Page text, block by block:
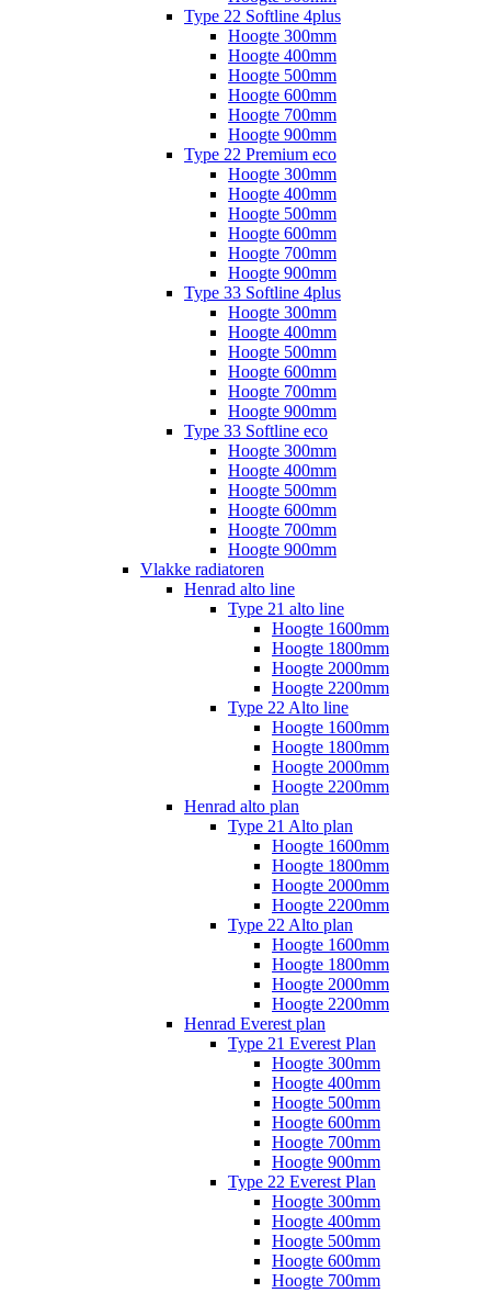
Type 22 Softline 4plus
Hoogte 300mm
Hoogte 400mm
Hoogte 500mm
Hoogte 600mm
Hoogte 700mm
Hoogte 900mm
Type 22 Premium eco
Hoogte 300mm
Hoogte 400mm
Hoogte 500mm
Hoogte 600mm
Hoogte 700mm
Hoogte 900mm
Type 33 Softline 4plus
Hoogte 300mm
Hoogte 400mm
Hoogte 500mm
Hoogte 600mm
Hoogte 700mm
Hoogte 900mm
Type 33 Softline eco
Hoogte 300mm
Hoogte 400mm
Hoogte 500mm
Hoogte 600mm
Hoogte 700mm
Hoogte 900mm
Vlakke radiatoren
Henrad alto line
Type 21 alto line
Hoogte 1600mm
Hoogte 1800mm
Hoogte 2000mm
Hoogte 2200mm
Type 22 Alto line
Hoogte 1600mm
Hoogte 1800mm
Hoogte 2000mm
Hoogte 2200mm
Henrad alto plan
Type 21 Alto plan
Hoogte 1600mm
Hoogte 1800mm
Hoogte 2000mm
Hoogte 2200mm
Type 22 Alto plan
Hoogte 1600mm
Hoogte 1800mm
Hoogte 2000mm
Hoogte 2200mm
Henrad Everest plan
Type 21 Everest Plan
Hoogte 300mm
Hoogte 400mm
Hoogte 500mm
Hoogte 600mm
Hoogte 700mm
Hoogte 900mm
Type 22 Everest Plan
Hoogte 300mm
Hoogte 400mm
Hoogte 500mm
Hoogte 600mm
Hoogte 700mm